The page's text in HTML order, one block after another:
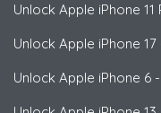
Unlock Apple iPhone
Unlock Apple iPhone
Unlock Apple iPhone 6